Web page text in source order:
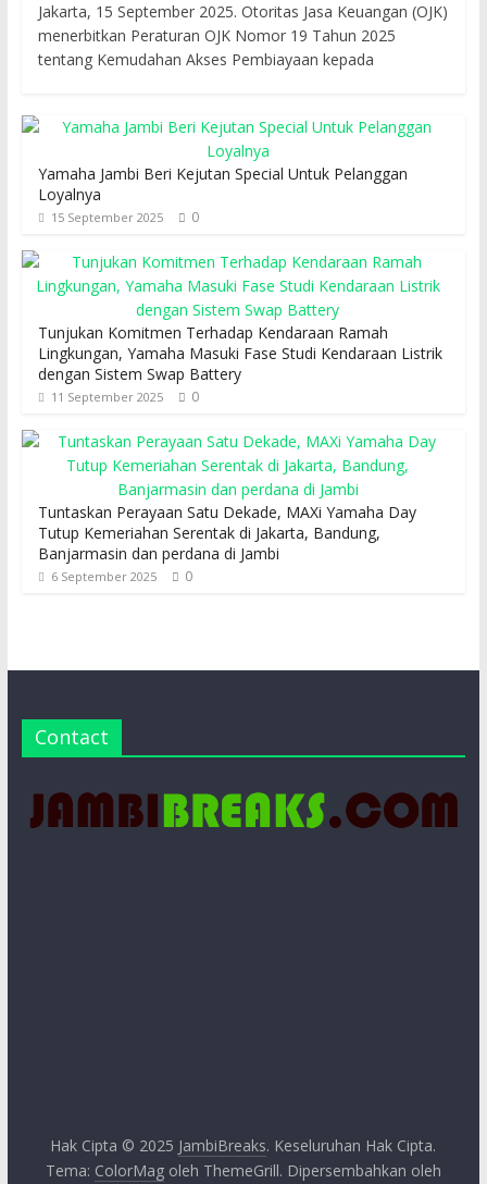
Jakarta, 15 September 2025. Otoritas Jasa Keuangan (OJK)
menerbitkan Peraturan OJK Nomor 19 Tahun 2025
tentang Kemudahan Akses Pembiayaan kepada
Yamaha Jambi Beri Kejutan Special Untuk Pelanggan
Loyalnya
15 September 2025 0
Tunjukan Komitmen Terhadap Kendaraan Ramah
Lingkungan, Yamaha Masuki Fase Studi Kendaraan Listrik
dengan Sistem Swap Battery
11 September 2025 0
Tuntaskan Perayaan Satu Dekade, MAXi Yamaha Day
Tutup Kemeriahan Serentak di Jakarta, Bandung,
Banjarmasin dan perdana di Jambi
6 September 2025 0
Contact
Hak Cipta © 2025 JambiBreaks. Keseluruhan Hak Cipta.
Tema: ColorMagoleh ThemeGrill. Dipersembahkan oleh